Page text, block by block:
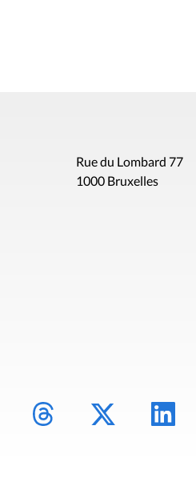
Rue du Lombard 77
1000 Bruxelles